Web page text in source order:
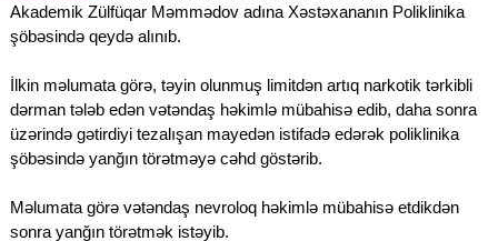
Akademik Zülfüqar Məmmədov adına Xəstəxananın Poliklinika
şöbəsində qeydə alınıb.
İlkin məlumata görə, təyin olunmuş limitdən artıq narkotik tərkibli
dərman tələb edən vətəndaş həkimlə mübahisə edib, daha sonra
üzərində gətirdiyi tezalışan mayedən istifadə edərək poliklinika
şöbəsində yanğın törətməyə cəhd göstərib.
Məlumata görə vətəndaş nevroloq həkimlə mübahisə etdikdən
sonra yanğın törətmək istəyib.